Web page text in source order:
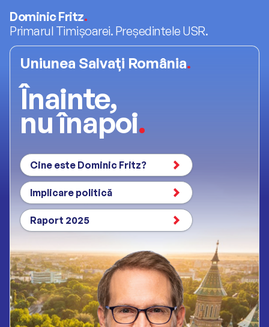
Dominic Fritz.
Primarul Timișoarei. Președintele USR.
Uniunea Salvați România.
Înainte,
nu înapoi.
Cine este Dominic Fritz?
Implicare politică
Raport 2025